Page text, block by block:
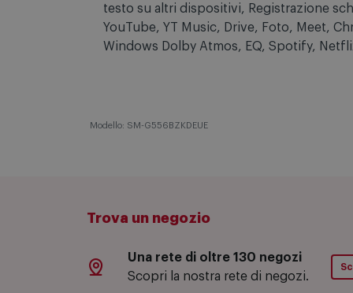
Notes, TV, Smart Switch, Internet,
testo su altri dispositivi, Registrazione
YouTube, YT Music, Drive, Foto, Meet,
Una rete di oltre 130 negozi